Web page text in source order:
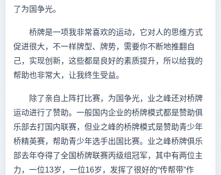
了为国争光。
桥牌是一项我非常喜欢的运动，它对人的思维方式
促进很大，不一样牌型、牌势，需要你不断地推翻自
己，实现创新，这些都是良好的素质提升，所以给我的
帮助也非常大，让我终生受益。
除了亲自上阵打比赛，为国争光，业之峰还对桥牌
运动进行了赞助。一般国内企业的桥牌模式都是赞助俱
乐部去打国内联赛，但业之峰的桥牌模式是赞助青少年
桥精英赛，帮助青少年选手出国比赛。业之峰桥牌俱乐
部去年夺得了全国桥牌联赛丙级组冠军，其中有两位主
力，一位13岁，一位16岁，发挥了很好的“传帮带”作